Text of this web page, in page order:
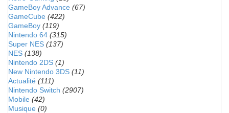
GameBoy Advance (67)
GameCube (422)
GameBoy (119)
Nintendo 64 (315)
Super NES (137)
NES (138)
Nintendo 2DS (1)
New Nintendo 3DS (11)
Actualité (111)
Nintendo Switch (2907)
Mobile (42)
Musique (0)